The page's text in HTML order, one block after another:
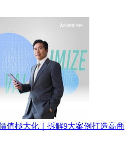
值極大化｜拆解9大案例打造高商